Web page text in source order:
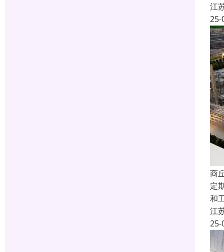
江
25-
商
定
和
江
25-